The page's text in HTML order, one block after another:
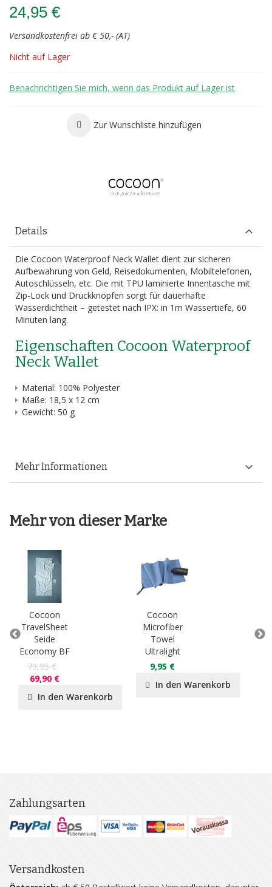
24,95 €
Versandkostenfrei ab € 50,- (AT)
Nicht auf Lager
Benachrichtigen Sie mich, wenn das Produkt auf Lager ist
Zur Wunschliste hinzufügen
Details
Die Cocoon Waterproof Neck Wallet dient zur sicheren
Aufbewahrung von Geld, Reisedokumenten, Mobiltelefonen,
Autoschlüsseln, etc. Die mit TPU laminierte Innentasche mit
Zip-Lock und Druckknöpfen sorgt für dauerhafte
Wasserdichtheit – getestet nach IPX: in 1m Wassertiefe, 60
Minuten lang.
Eigenschaften Cocoon Waterproof
Neck Wallet
Material: 100% Polyester
Maße: 18,5 x 12 cm
Gewicht: 50 g
Mehr Informationen
Mehr von dieser Marke
Cocoon
TravelSheet
Seide
Economy BF
79,95 €
69,90 €
In den Warenkorb
Cocoon
Microfiber
Towel
Ultralight
9,95 €
In den Warenkorb
Zahlungsarten
Versandkosten